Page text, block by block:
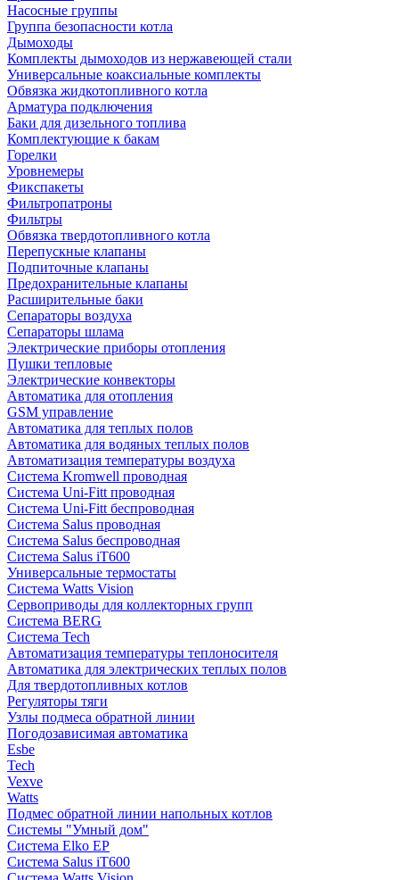
Насосные группы
Группа безопасности котла
Дымоходы
Комплекты дымоходов из нержавеющей стали
Универсальные коаксиальные комплекты
Обвязка жидкотопливного котла
Арматура подключения
Баки для дизельного топлива
Комплектующие к бакам
Горелки
Уровнемеры
Фикспакеты
Фильтропатроны
Фильтры
Обвязка твердотопливного котла
Перепускные клапаны
Подпиточные клапаны
Предохранительные клапаны
Расширительные баки
Сепараторы воздуха
Сепараторы шлама
Электрические приборы отопления
Пушки тепловые
Электрические конвекторы
Автоматика для отопления
GSM управление
Автоматика для теплых полов
Автоматика для водяных теплых полов
Автоматизация температуры воздуха
Система Kromwell проводная
Система Uni-Fitt проводная
Система Uni-Fitt беспроводная
Система Salus проводная
Система Salus беспроводная
Система Salus iT600
Универсальные термостаты
Система Watts Vision
Сервоприводы для коллекторных групп
Система BERG
Система Tech
Автоматизация температуры теплоносителя
Автоматика для электрических теплых полов
Для твердотопливных котлов
Регуляторы тяги
Узлы подмеса обратной линии
Погодозависимая автоматика
Esbe
Tech
Vexve
Watts
Подмес обратной линии напольных котлов
Системы "Умный дом"
Система Elko EP
Система Salus iT600